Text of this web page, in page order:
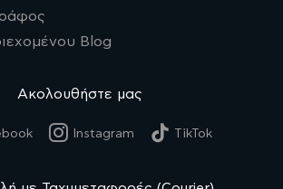
Blog
Ακολουθήστε μας
Instagram TikTok